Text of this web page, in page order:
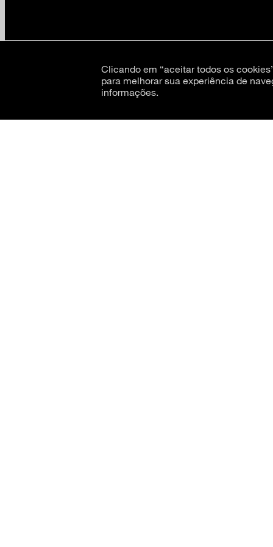
CNPJ: 62.520.218/0001-24Razão social: Museu de Arte Moderna de São Paulo
Clicando em “aceitar todos os
para melhorar sua experiência de
informações.